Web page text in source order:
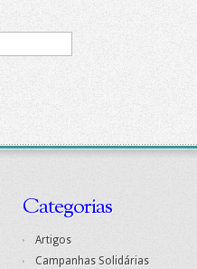
Categorias
Artigos
Campanhas Solidárias